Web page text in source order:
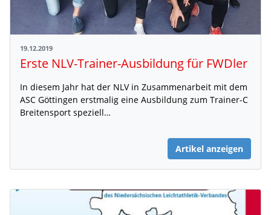
19.12.2019
Erste NLV-Trainer-Ausbildung für FWDler
In diesem Jahr hat der NLV in Zusammenarbeit mit dem
ASC Göttingen erstmalig eine Ausbildung zum Trainer-C
Breitensport speziell…
Artikel anzeigen